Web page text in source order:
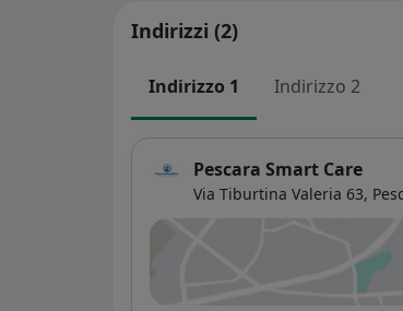
Indirizzi (2)
Indirizzo 1 Indirizzo 2
Pescara Smart Care
Via Tiburtina Valeria 63,